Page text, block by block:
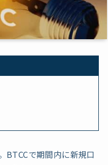
BTCCで期間内に新規口